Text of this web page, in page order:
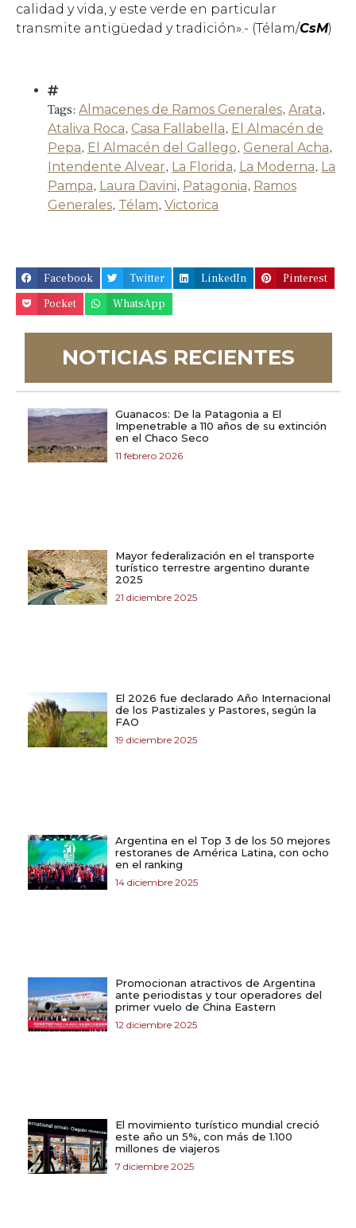
calidad y vida, y este verde en particular
transmite antigüedad y tradición».- (Télam/CsM)
Tags: Almacenes de Ramos Generales, Arata,
Ataliva Roca, Casa Fallabella, El Almacén de
Pepa, El Almacén del Gallego, General Acha,
Intendente Alvear, La Florida, La Moderna, La
Pampa, Laura Davini, Patagonia, Ramos
Generales, Télam, Victorica
Facebook Twitter LinkedIn
Pinterest
Pocket
WhatsApp
NOTICIAS RECIENTES
Guanacos: De la Patagonia a El
Impenetrable a 110 años de su extinción
en el Chaco Seco
11 febrero 2026
Mayor federalización en el transporte
turístico terrestre argentino durante
2025
21 diciembre 2025
El 2026 fue declarado Año Internacional
de los Pastizales y Pastores, según la
FAO
19 diciembre 2025
Argentina en el Top 3 de los 50 mejores
restoranes de América Latina, con ocho
en el ranking
14 diciembre 2025
Promocionan atractivos de Argentina
ante periodistas y tour operadores del
primer vuelo de China Eastern
12 diciembre 2025
El movimiento turístico mundial creció
este año un 5%, con más de 1.100
millones de viajeros
7 diciembre 2025